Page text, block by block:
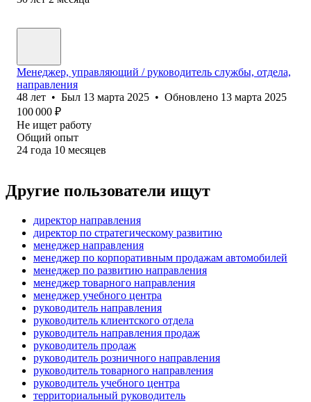
Менеджер, управляющий / руководитель службы, отдела,
направления
48 лет • Был 13 марта 2025 • Обновлено 13 марта 2025
100 000 ₽
Не ищет работу
Общий опыт
24 года 10 месяцев
Другие пользователи ищут
директор направления
директор по стратегическому развитию
менеджер направления
менеджер по корпоративным продажам автомобилей
менеджер по развитию направления
менеджер товарного направления
менеджер учебного центра
руководитель направления
руководитель клиентского отдела
руководитель направления продаж
руководитель продаж
руководитель розничного направления
руководитель товарного направления
руководитель учебного центра
территориальный руководитель